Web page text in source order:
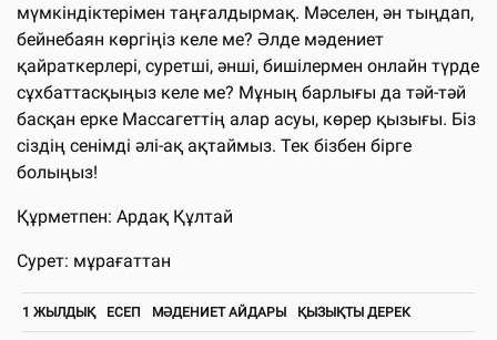
мүмкіндіктерімен таңғалдырмақ. Мәселен, ән тыңдап,
бейнебаян көргіңіз келе ме? Әлде мәдениет
қайраткерлері, суретші, әнші, бишілермен онлайн түрде
сұхбаттасқыңыз келе ме? Мұның барлығы да тәй-тәй
басқан ерке Массагеттің алар асуы, көрер қызығы. Біз
сіздің сенімді әлі-ақ ақтаймыз. Тек бізбен бірге
болыңыз!
Құрметпен: Ардақ Құлтай
Сурет: мұрағаттан
1 ЖЫЛДЫҚ ЕСЕП МӘДЕНИЕТ АЙДАРЫ ҚЫЗЫҚТЫ ДЕРЕК